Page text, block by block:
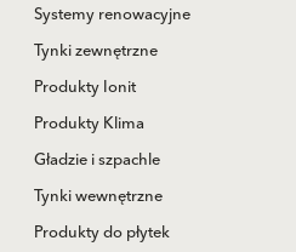
Systemy renowacyjne
Tynki zewnętrzne
Produkty Ionit
Produkty Klima
Gładzie i szpachle
Tynki wewnętrzne
Produkty do płytek